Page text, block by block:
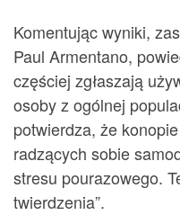
Komentując wyniki,
Paul Armentano,
częściej zgłaszają
osoby z ogólnej
potwierdza, że
radzących sobie
stresu pourazowego.
twierdzenia”.